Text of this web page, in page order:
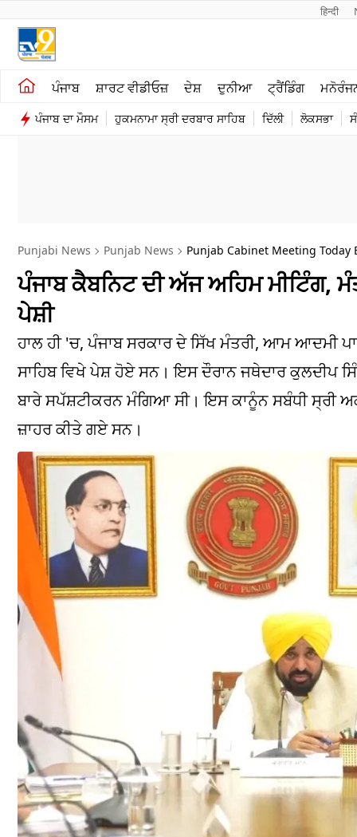
हिन्दी
ਪੰਜਾਬ ਸ਼ਾਰਟ ਵੀਡੀਓਜ਼ ਦੇਸ਼ ਦੁਨੀਆ ਟ੍ਰੈਂਡਿੰਗ
ਪੰਜਾਬ ਦਾ ਮੌਸਮ ਹੁਕਮਨਾਮਾ ਸ੍ਰੀ ਦਰਬਾਰ ਸਾਹਿਬ ਦਿੱਲੀ ਲੋਕਸਭਾ
ਖੇਤੀਬਾੜੀ
ਸ਼ਾਰਟ ਵੀਡੀਓਜ਼
ਮਨੋਰੰਜਨ
Punjabi News Punjab News Punjab Cabinet Meeting Today
ਪੰਜਾਬ ਕੈਬਨਿਟ ਦੀ ਅੱਜ ਅਹਿਮ ਮੀਟਿੰਗ,
ਪੇਸ਼ੀ
ਹਾਲ ਹੀ 'ਚ, ਪੰਜਾਬ ਸਰਕਾਰ ਦੇ ਸਿੱਖ ਮੰਤਰੀ, ਆਮ ਆਦਮੀ
ਸਾਹਿਬ ਵਿਖੇ ਪੇਸ਼ ਹੋਏ ਸਨ। ਇਸ ਦੌਰਾਨ ਜਥੇਦਾਰ ਕੁਲਦੀਪ
ਬਾਰੇ ਸਪੱਸ਼ਟੀਕਰਨ ਮੰਗਿਆ ਸੀ। ਇਸ ਕਾਨੂੰਨ ਸਬੰਧੀ ਸ੍ਰੀ
ਜ਼ਾਹਰ ਕੀਤੇ ਗਏ ਸਨ।